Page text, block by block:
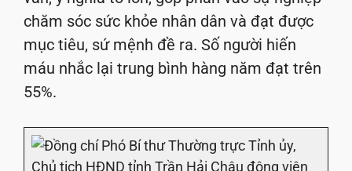
chăm sóc sức khỏe nhân dân và đạt được
mục tiêu, sứ mệnh đề ra. Số người hiến
máu nhắc lại trung bình hàng năm đạt trên
55%.